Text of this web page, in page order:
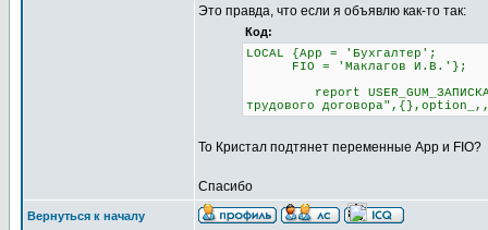
Это правда, что если я объявлю как-то так:
Код:
LOCAL {App = 'Бухгалтер';
FIO = 'Маклагов И.В.'};
report
трудового
То Кристал подтянет переменные App и FIO?
Спасибо
Вернуться к началу